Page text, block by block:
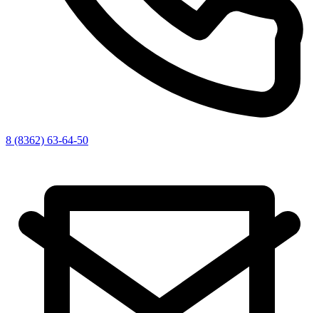
8 (8362) 63-64-50